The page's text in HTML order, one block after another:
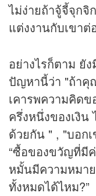
ไม่ง่ายถ้าจู้จี้จุกจิ
แต่งงานกับเขาต่
อย่างไรก็ตาม ยั
ปัญหานี้ว่า "ถ้าคุ
เคารพความคิด
ครึ่งหนึ่งของเงิ
ด้วยกัน " , "บอก
“ซื้อของขวัญที่มี
หมั้นมีความหมา
ทั้งหมดได้ไหม?”